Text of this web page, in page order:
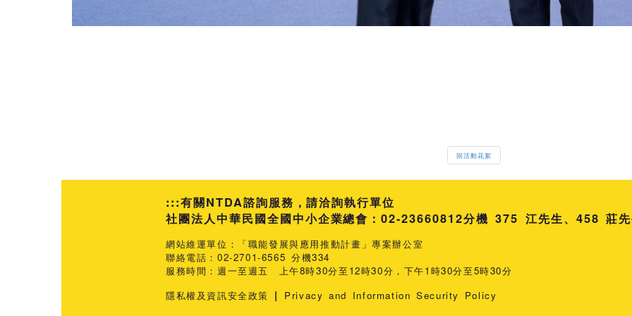
回活動花絮
:::有關NTDA諮詢服務，請洽詢執行單位
社團法人中華民國全國中小企業總會：02-23660812分機 375 江先生 458 莊
網站維運單位：「職能發展與應用推動計畫」專案辦公室
聯絡電話：02-2701-6565 分機334
服務時間：週一至週五 上午8時30分至12時30分，下午1時30分至5時30分
隱私權及資訊安全政策 | Privacy and Information Security Policy